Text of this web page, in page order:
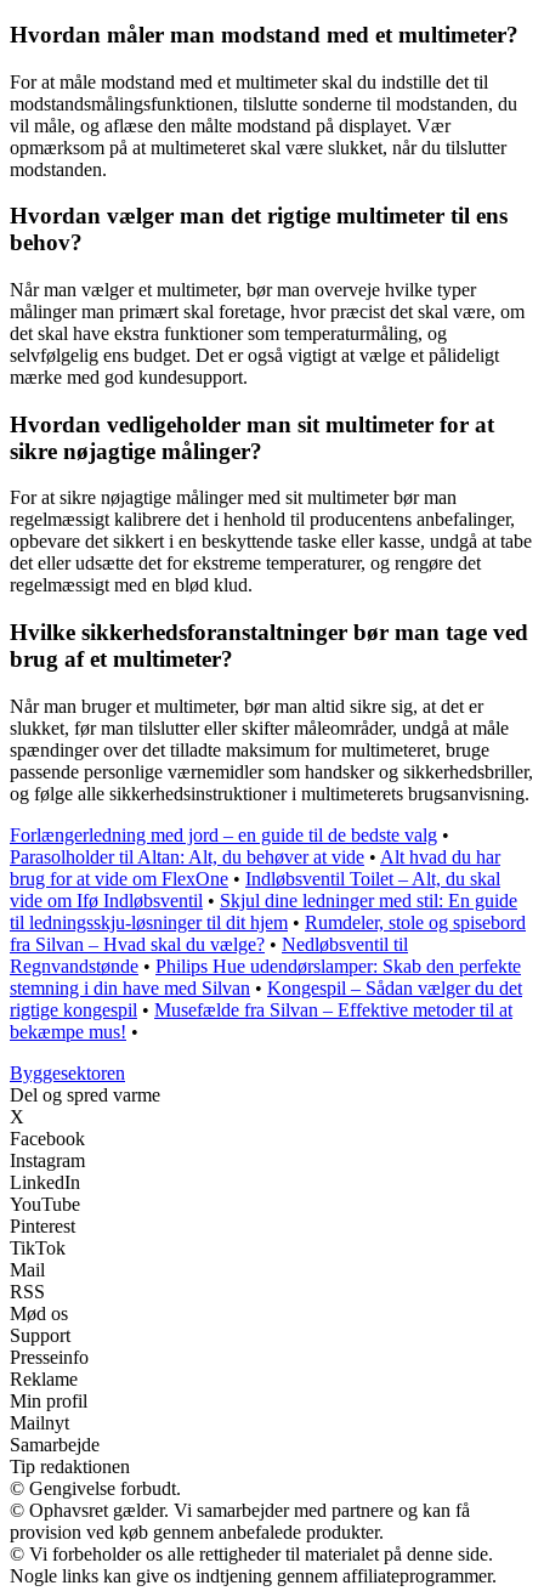
Hvordan måler man modstand med et multimeter?
For at måle modstand med et multimeter skal du indstille det til
modstandsmålingsfunktionen, tilslutte sonderne til modstanden, du
vil måle, og aflæse den målte modstand på displayet. Vær
opmærksom på at multimeteret skal være slukket, når du tilslutter
modstanden.
Hvordan vælger man det rigtige multimeter til ens
behov?
Når man vælger et multimeter, bør man overveje hvilke typer
målinger man primært skal foretage, hvor præcist det skal være, om
det skal have ekstra funktioner som temperaturmåling, og
selvfølgelig ens budget. Det er også vigtigt at vælge et pålideligt
mærke med god kundesupport.
Hvordan vedligeholder man sit multimeter for at
sikre nøjagtige målinger?
For at sikre nøjagtige målinger med sit multimeter bør man
regelmæssigt kalibrere det i henhold til producentens anbefalinger,
opbevare det sikkert i en beskyttende taske eller kasse, undgå at tabe
det eller udsætte det for ekstreme temperaturer, og rengøre det
regelmæssigt med en blød klud.
Hvilke sikkerhedsforanstaltninger bør man tage ved
brug af et multimeter?
Når man bruger et multimeter, bør man altid sikre sig, at det er
slukket, før man tilslutter eller skifter måleområder, undgå at måle
spændinger over det tilladte maksimum for multimeteret, bruge
passende personlige værnemidler som handsker og sikkerhedsbriller,
og følge alle sikkerhedsinstruktioner i multimeterets brugsanvisning.
Forlængerledning med jord – en guide til de bedste valg •
Parasolholder til Altan: Alt, du behøver at vide • Alt hvad du har
brug for at vide om FlexOne • Indløbsventil Toilet – Alt, du skal
vide om Ifø Indløbsventil • Skjul dine ledninger med stil: En guide
til ledningsskju-løsninger til dit hjem • Rumdeler, stole og spisebord
fra Silvan – Hvad skal du vælge? • Nedløbsventil til
Regnvandstønde • Philips Hue udendørslamper: Skab den perfekte
stemning i din have med Silvan • Kongespil – Sådan vælger du det
rigtige kongespil • Musefælde fra Silvan – Effektive metoder til at
bekæmpe mus! •
Byggesektoren
Del og spred varme
X
Facebook
Instagram
LinkedIn
YouTube
Pinterest
TikTok
Mail
RSS
Mød os
Support
Presseinfo
Reklame
Min profil
Mailnyt
Samarbejde
Tip redaktionen
© Gengivelse forbudt.
© Ophavsret gælder. Vi samarbejder med partnere og kan få
provision ved køb gennem anbefalede produkter.
© Vi forbeholder os alle rettigheder til materialet på denne side.
Nogle links kan give os indtjening gennem affiliateprogrammer.